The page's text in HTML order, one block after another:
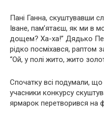
Пані Ганна, скуштувавши
Іване, пам’ятаєш, як ми в
дощем? Ха-ха!” Дядько
рідко посміхався, раптом
“Ой, у полі жито, жито
Спочатку всі подумали, що
учасники конкурсу
ярмарок перетворився на